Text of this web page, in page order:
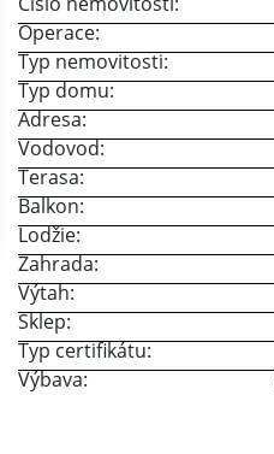
Operace:
Typ nemovitosti:
Typ domu:
Adresa:
Vodovod:
Terasa:
Balkon:
Lodžie:
Zahrada:
Výtah:
Sklep:
Typ certifikátu:
Výbava: